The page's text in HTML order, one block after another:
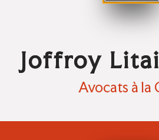
Joffroy
Avocats à la